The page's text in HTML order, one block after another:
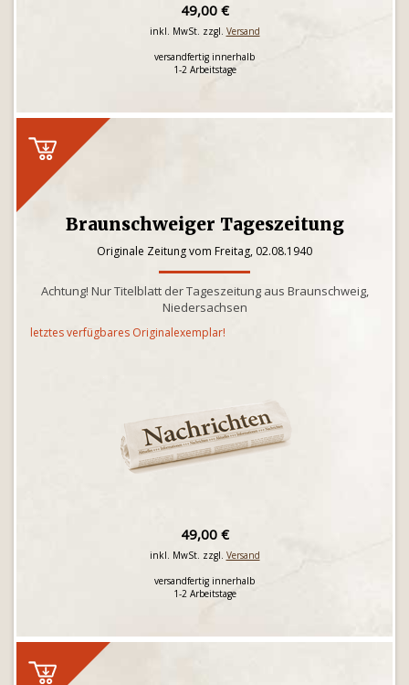
49,00 €
inkl. MwSt. zzgl. Versand
versandfertig innerhalb
1-2 Arbeitstage
Braunschweiger Tageszeitung
Originale Zeitung vom Freitag, 02.08.1940
Achtung! Nur Titelblatt der Tageszeitung aus Braunschweig,
Niedersachsen
letztes verfügbares Originalexemplar!
49,00 €
inkl. MwSt. zzgl. Versand
versandfertig innerhalb
1-2 Arbeitstage